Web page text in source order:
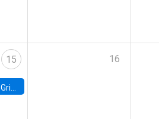
15
Chile
16